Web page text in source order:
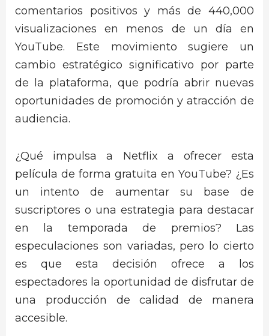
comentarios positivos y más de 440,000
visualizaciones en menos de un día en
YouTube. Este movimiento sugiere un
cambio estratégico significativo por parte
de la plataforma, que podría abrir nuevas
oportunidades de promoción y atracción de
audiencia.
¿Qué impulsa a Netflix a ofrecer esta
película de forma gratuita en YouTube? ¿Es
un intento de aumentar su base de
suscriptores o una estrategia para destacar
en la temporada de premios? Las
especulaciones son variadas, pero lo cierto
es que esta decisión ofrece a los
espectadores la oportunidad de disfrutar de
una producción de calidad de manera
accesible.